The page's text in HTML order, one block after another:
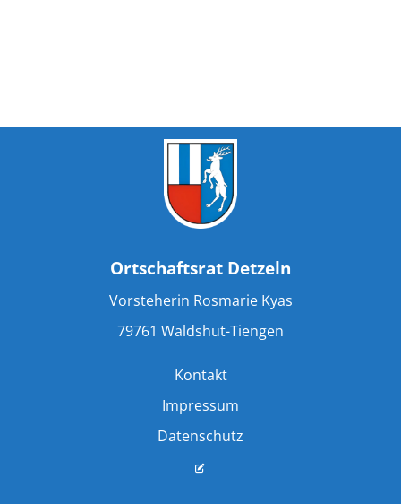
Ortschaftsrat Detzeln
Vorsteherin Rosmarie Kyas
79761 Waldshut-Tiengen
Kontakt
Impressum
Datenschutz